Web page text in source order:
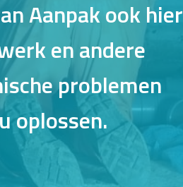
Aanpak ook hier
en andere
problemen
oplossen.